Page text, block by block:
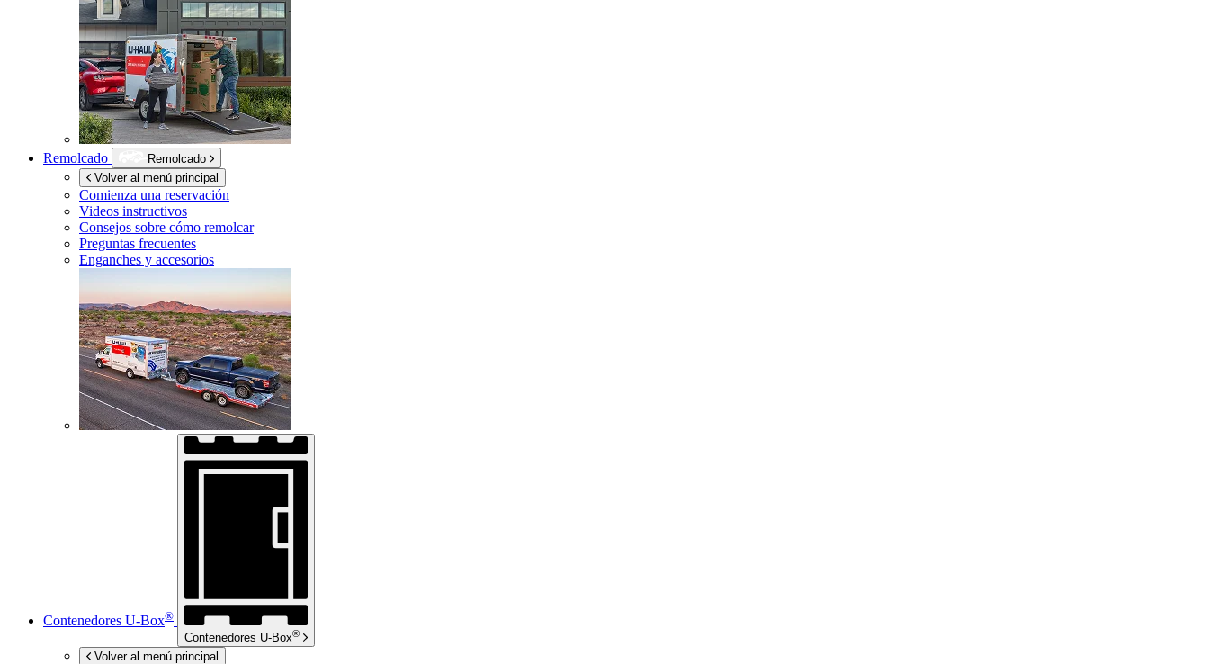
Remolcado
Remolcado
Volver al menú principal
Comienza una reservación
Videos instructivos
Consejos sobre cómo remolcar
Preguntas frecuentes
Enganches y accesorios
Contenedores U-Box®
Contenedores U-Box®
Volver al menú principal